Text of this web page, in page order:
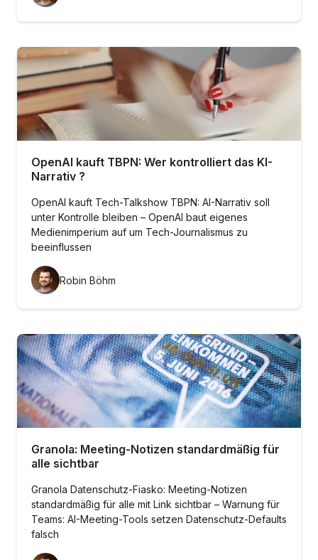
OpenAI kauft TBPN: Wer kontrolliert das KI-
Narrativ ?
OpenAI kauft Tech-Talkshow TBPN: AI-Narrativ soll
unter Kontrolle bleiben – OpenAI baut eigenes
Medienimperium auf um Tech-Journalismus zu
beeinflussen
Robin Böhm
Granola: Meeting-Notizen standardmäßig für
alle sichtbar
Granola Datenschutz-Fiasko: Meeting-Notizen
standardmäßig für alle mit Link sichtbar – Warnung für
Teams: AI-Meeting-Tools setzen Datenschutz-Defaults
falsch